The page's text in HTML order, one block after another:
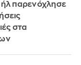
παρενόχλησε
στα